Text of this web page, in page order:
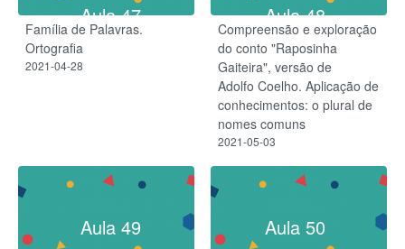
Aula 47
Família de Palavras.
Ortografia
2021-04-28
Aula 48
Compreensão e exploração
do conto "Raposinha
Gaiteira", versão de
Adolfo Coelho. Aplicação de
conhecimentos: o plural de
nomes comuns
2021-05-03
Aula 49 Aula 50